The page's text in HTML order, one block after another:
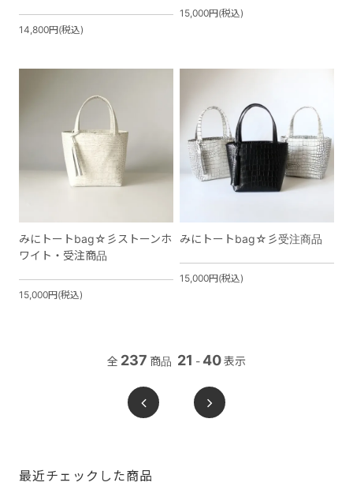
14,800円(税込)
15,000円(税込)
みにトートbag☆彡ストーンホ
ワイト・受注商品
15,000円(税込)
みにトートbag☆彡受注商品
15,000円(税込)
全 237 商品 21 - 40表示
最近チェックした商品